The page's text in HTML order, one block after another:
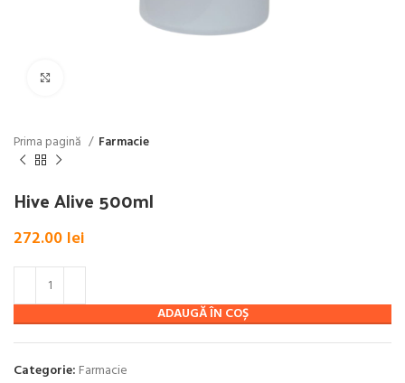
Prima pagină Farmacie
Hive Alive 500ml
272.00 lei
ADAUGĂ ÎN COȘ
Categorie: Farmacie